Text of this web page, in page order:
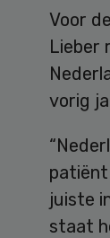
Voor
Lieber
vorig
juiste
staat